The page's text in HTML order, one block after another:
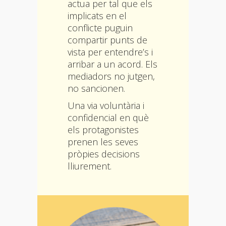
actua per tal que els
implicats en el
conflicte puguin
compartir punts de
vista per entendre’s i
arribar a un acord. Els
mediadors no jutgen,
no sancionen.
Una via voluntària i
confidencial en què
els protagonistes
prenen les seves
pròpies decisions
lliurement.